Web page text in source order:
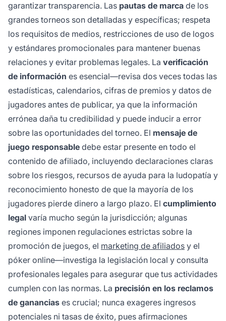
garantizar transparencia. Las pautas de marca de los
grandes torneos son detalladas y específicas; respeta
los requisitos de medios, restricciones de uso de logos
y estándares promocionales para mantener buenas
relaciones y evitar problemas legales. La verificación
de información es esencial—revisa dos veces todas las
estadísticas, calendarios, cifras de premios y datos de
jugadores antes de publicar, ya que la información
errónea daña tu credibilidad y puede inducir a error
sobre las oportunidades del torneo. El mensaje de
juego responsable debe estar presente en todo el
contenido de afiliado, incluyendo declaraciones claras
sobre los riesgos, recursos de ayuda para la ludopatía y
reconocimiento honesto de que la mayoría de los
jugadores pierde dinero a largo plazo. El cumplimiento
legal varía mucho según la jurisdicción; algunas
regiones imponen regulaciones estrictas sobre la
promoción de juegos, el marketing de afiliados y el
póker online—investiga la legislación local y consulta
profesionales legales para asegurar que tus actividades
cumplen con las normas. La precisión en los reclamos
de ganancias es crucial; nunca exageres ingresos
potenciales ni tasas de éxito, pues afirmaciones